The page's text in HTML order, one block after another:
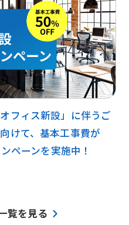
フィス新設」に伴うご
けて、基本工事費が
ペーンを実施中！
覧を見る